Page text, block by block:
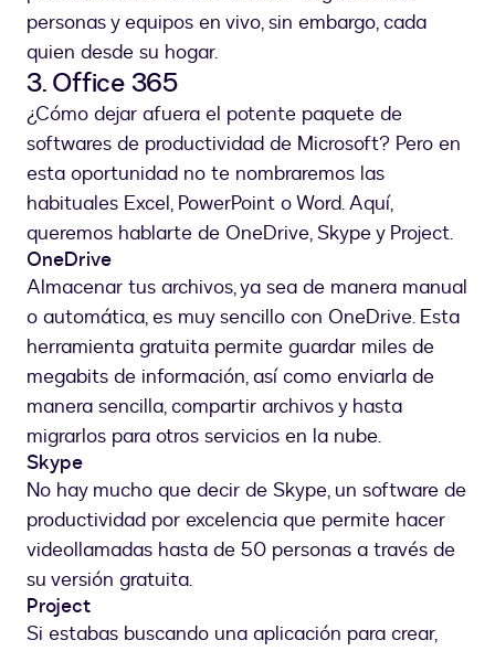
personas y equipos en vivo, sin embargo, cada
quien desde su hogar.
3. Office 365
¿Cómo dejar afuera el potente paquete de
softwares de productividad de Microsoft? Pero en
esta oportunidad no te nombraremos las
habituales Excel, PowerPoint o Word. Aquí,
queremos hablarte de OneDrive, Skype y Project.
OneDrive
Almacenar tus archivos, ya sea de manera manual
o automática, es muy sencillo con OneDrive. Esta
herramienta gratuita permite guardar miles de
megabits de información, así como enviarla de
manera sencilla, compartir archivos y hasta
migrarlos para otros servicios en la nube.
Skype
No hay mucho que decir de Skype, un software de
productividad por excelencia que permite hacer
videollamadas hasta de 50 personas a través de
su versión gratuita.
Project
Si estabas buscando una aplicación para crear,